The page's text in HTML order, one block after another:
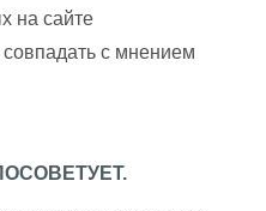
на сайте
с мнением